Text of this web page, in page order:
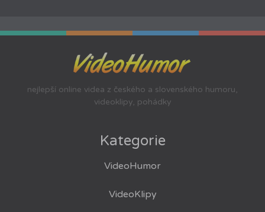
nejlepší online videa z českého a slovenského humoru,
videoklipy, pohádky
Kategorie
VideoHumor
VideoKlipy